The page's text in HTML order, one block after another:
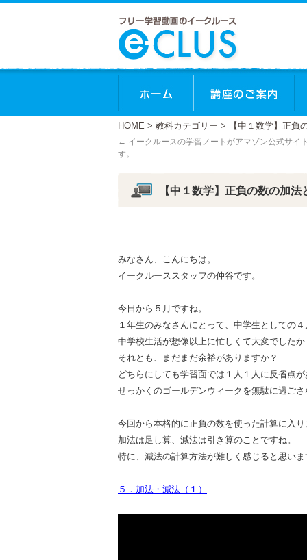
ホーム 講
HOME > 教科カテゴリー > 【中１数学】正負
← イークルースの学習ノートがアマゾン公式サイ
す。
【中１数学】正負の数の加
みなさん、こんにちは。
イークルーススタッフの仲谷です。
今日から５月ですね。
１年生のみなさんにとって、中学生としての
中学校生活が想像以上に忙しくて大変でしたか
それとも、まだまだ余裕がありますか？
どちらにしても学習面では１人１人に反省点
せっかくのゴールデンウィークを無駄に過ご
今回から本格的に正負の数を使った計算に入り
加法は足し算、減法は引き算のことですね。
特に、減法の計算方法が難しく感じると思い
５．加法・減法（１）